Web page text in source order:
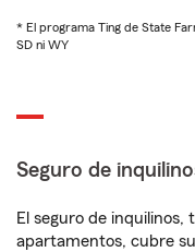
* El programa Ting de State
SD ni WY
Seguro de
El seguro de
apartamentos, cubre